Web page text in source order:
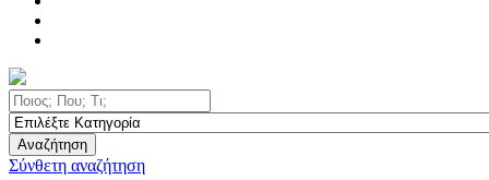
Αναζήτηση
Σύνθετη αναζήτηση